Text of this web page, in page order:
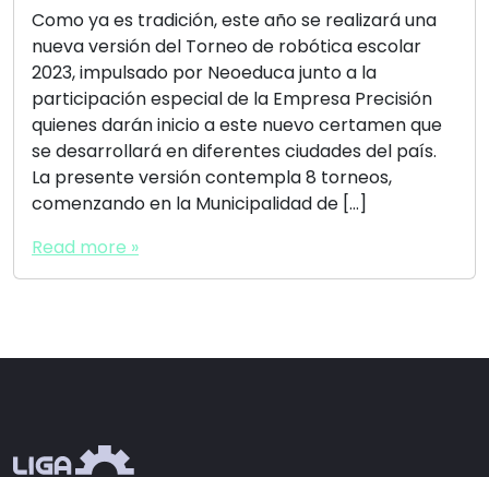
Como ya es tradición, este año se realizará una
nueva versión del Torneo de robótica escolar
2023, impulsado por Neoeduca junto a la
participación especial de la Empresa Precisión
quienes darán inicio a este nuevo certamen que
se desarrollará en diferentes ciudades del país.
La presente versión contempla 8 torneos,
comenzando en la Municipalidad de […]
Read more »